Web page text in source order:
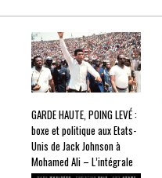
GARDE HAUTE, POING LEVÉ :
boxe et politique aux Etats-
Unis de Jack Johnson à
Mohamed Ali – L’intégrale